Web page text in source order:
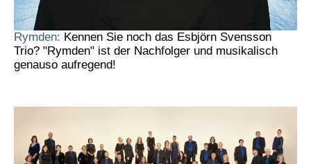
Rymden: Kennen Sie noch das Esbjörn Svensson
Trio? "Rymden" ist der Nachfolger und musikalisch
genauso aufregend!